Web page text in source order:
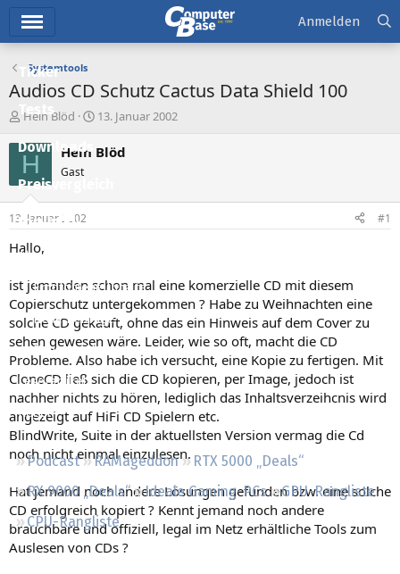
Ticker
Tests
Downloads
Preisvergleich
Forum
Aktuelles
Empfohlene Inhalte
Neue Beiträge
Neueste Aktivitäten
Leserartikel
Regeln
Podcast RAMageddon
RTX 5000 „Deals“
RX 9000 „Deals“
Ideale Gaming-PCs
GPU-Rangliste
CPU-Rangliste
Anmelden
Systemtools
Audios CD Schutz Cactus Data Shield 100
E
s
t
e
e
r
Hein Blöd
E
s
t
13. Januar 2002
H Hein Blöd
Gast
13. Januar 2002 #1
Hallo,
ist jemanden schon mal eine komerzielle CD mit diesem
Copierschutz untergekommen ? Habe zu Weihnachten eine
solche CD gekauft, ohne das ein Hinweis auf dem Cover zu
sehen gewesen wäre. Leider, wie so oft, macht die CD
Probleme. Also habe ich versucht, eine Kopie zu fertigen. Mit
CloneCD ließ sich die CD kopieren, per Image, jedoch ist
nachher nichts zu hören, lediglich das Inhaltsverzeihcnis wird
angezeigt auf HiFi CD Spielern etc.
BlindWrite, Suite in der aktuellsten Version vermag die Cd
noch nicht einmal einzulesen.
Hat jemand noch andere Lösungen gefunden bzw. eine solche
CD erfolgreich kopiert ? Kennt jemand noch andere
brauchbare und offiziell, legal im Netz erhältliche Tools zum
Auslesen von CDs ?